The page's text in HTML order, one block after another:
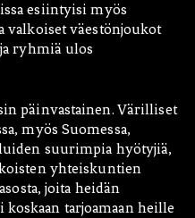
esiintyisi myös
valkoiset väestönjoukot
ryhmiä ulos
päinvastainen. Värilliset
myös Suomessa,
suurimpia hyötyjiä,
yhteiskuntien
joita heidän
tarjoamaan heille